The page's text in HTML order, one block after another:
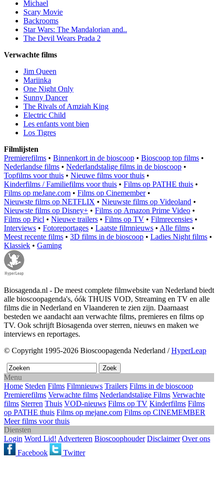
Michael
Scary Movie
Backrooms
Star Wars: The Mandalorian and..
The Devil Wears Prada 2
Verwachte films
Jim Queen
Mariinka
One Night Only
Sunny Dancer
The Rivals of Amziah King
Electric Child
Les enfants vont bien
Los Tigres
Filmlijsten
Premierefilms • Binnenkort in de bioscoop • Bioscoop top films •
Nederlandse films • Nederlandstalige films in de bioscoop •
Topfilms voor thuis • Nieuwe films voor thuis •
Kinderfilms / Familiefilms voor thuis • Films op PATHE thuis •
Films op meJane.com • Films op Cinemember•
Nieuwste films op NETFLIX • Nieuwste films op Videoland •
Nieuwste films op Disney+ • Films op Amazon Prime Video •
Films op Picl • Nieuwe trailers • Films op TV • Filmrecensies •
Interviews • Fotoreportages • Laatste filmnieuws • Alle films •
Meest recente films • 3D films in de bioscoop • Ladies Night films •
Klassiek • Gaming
Biosagenda.nl - De meest complete filmwebsite van Nederland biedt
alle bioscoopagenda's, óók THUIS VOD, Streaming en TV en alle
films die in Nederland en Vlaanderen te zien zijn. Daarnaast
besteden we aandacht aan verwachte films, premieres en films op
TV. Ook schrijft Biosagenda over sterren, nieuws en maken we
interviews en reportages.
© Copyright 1995-2026 Bioscoopagenda Nederland /HyperLeap
Menu
Home Steden Films Filmnieuws Trailers Films in de bioscoop
Premierefilms Verwachte films Nederlandstalige Films Verwachte
films Sterren Thuis VOD-nieuws Films op TV Kinderfilms Films
op PATHE thuis Films op mejane.com Films op CINEMEMBER
Meer films voor thuis
Diensten
Login Word Lid! Adverteren Bioscoophouder Disclaimer Over ons
Facebook
Twitter